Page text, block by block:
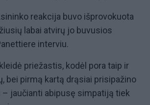
reakcija buvo išprovokuota
labai atvirų jo buvusios
interviu.
priežastis, kodėl pora taip ir
bei pirmą kartą drąsiai prisipažino
jaučianti abipusę simpatiją tiek